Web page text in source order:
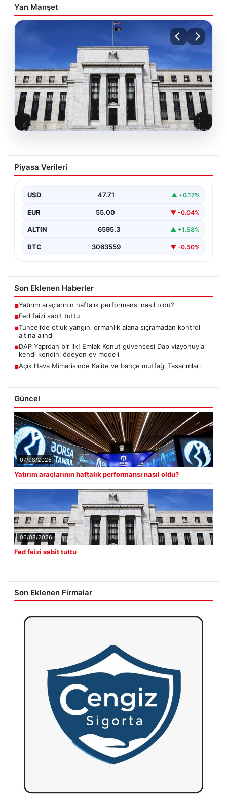
Yan Manşet
06.08.2026
Fed faizi sabit tuttu
Piyasa Verileri
USD 47.71 ▲ +0.17%
EUR 55.00 ▼ -0.04%
ALTIN 6595.3 ▲ +1.58%
BTC 3063559 ▼ -0.50%
Son Eklenen Haberler
■Yatırım araçlarının haftalık performansı nasıl oldu?
■Fed faizi sabit tuttu
■Tunceli’de otluk yangını ormanlık alana sıçramadan kontrol
altına alındı
■DAP Yapı’dan bir ilk! Emlak Konut güvencesi Dap vizyonuyla
kendi kendini ödeyen ev modeli
■Açık Hava Mimarisinde Kalite ve bahçe mutfağı Tasarımları
Güncel
07/08/2026
Yatırım araçlarının haftalık performansı nasıl oldu?
06/08/2026
Fed faizi sabit tuttu
Son Eklenen Firmalar